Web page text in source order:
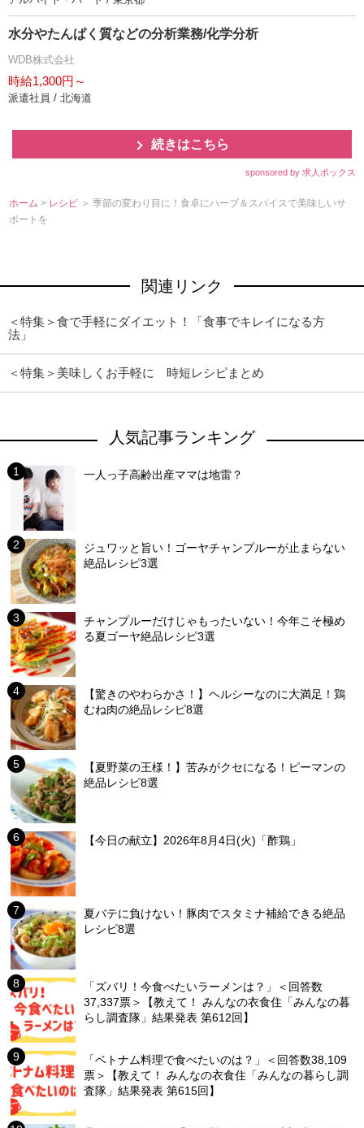
水分やたんぱく質などの分析業務/化学分析
WDB株式会社
時給1,300円～
派遣社員 / 北海道
続きはこちら
sponsored by 求人ボックス
ホーム > レシピ ＞ 季節の変わり目に！食卓にハーブ＆スパイスで美味しいサ
ポートを
関連リンク
＜特集＞食で手軽にダイエット！「食事でキレイになる方
法」
＜特集＞美味しくお手軽に 時短レシピまとめ
人気記事ランキング
一人っ子高齢出産ママは地雷？
ジュワッと旨い！ゴーヤチャンプルーが止まらない
絶品レシピ3選
チャンプルーだけじゃもったいない！今年こそ極め
る夏ゴーヤ絶品レシピ3選
【驚きのやわらかさ！】ヘルシーなのに大満足！鶏
むね肉の絶品レシピ8選
【夏野菜の王様！】苦みがクセになる！ピーマンの
絶品レシピ8選
【今日の献立】2026年8月4日(火)「酢鶏」
夏バテに負けない！豚肉でスタミナ補給できる絶品
レシピ8選
「ズバリ！今食べたいラーメンは？」＜回答数
37,337票＞【教えて！ みんなの衣食住「みんなの暮
らし調査隊」結果発表 第612回】
「ベトナム料理で食べたいのは？」＜回答数38,109
票＞【教えて！ みんなの衣食住「みんなの暮らし調
査隊」結果発表 第615回】